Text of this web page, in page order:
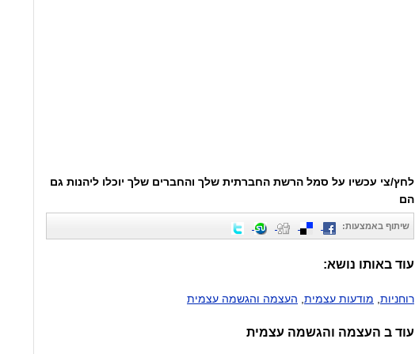
לחץ/צי עכשיו על סמל הרשת החברתית שלך והחברים שלך יוכלו ליהנות גם
הם
שיתוף באמצעות:
עוד באותו נושא:
רוחניות מודעות עצמית העצמה והגשמה עצמית
עוד ב העצמה והגשמה עצמית